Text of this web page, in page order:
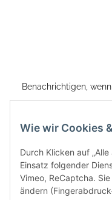
Wie wir Cookies
Durch Klicken auf
Einsatz folgender
Vimeo, ReCaptcha.
ändern
Benachrichtigen,